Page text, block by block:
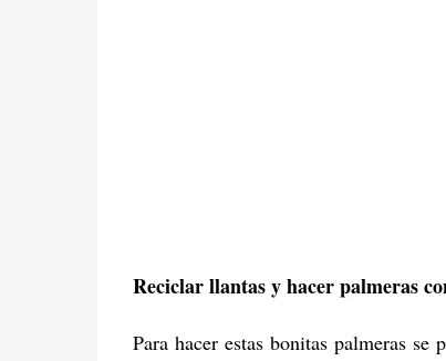
Reciclar llantas y hacer palmeras
Para hacer estas bonitas palmeras